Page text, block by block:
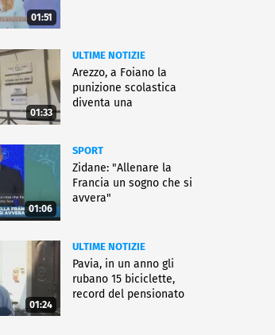
01:51
01:33
ULTIME NOTIZIE
Arezzo, a Foiano la
punizione scolastica
diventa una
01:06
SPORT
Zidane: "Allenare la
Francia un sogno che si
avvera"
01:24
ULTIME NOTIZIE
Pavia, in un anno gli
rubano 15 biciclette,
record del pensionato